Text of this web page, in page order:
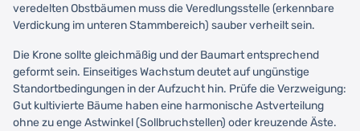
veredelten Obstbäumen muss die Veredlungsstelle (erkennbare
Verdickung im unteren Stammbereich) sauber verheilt sein.
Die Krone sollte gleichmäßig und der Baumart entsprechend
geformt sein. Einseitiges Wachstum deutet auf ungünstige
Standortbedingungen in der Aufzucht hin. Prüfe die Verzweigung:
Gut kultivierte Bäume haben eine harmonische Astverteilung
ohne zu enge Astwinkel (Sollbruchstellen) oder kreuzende Äste.